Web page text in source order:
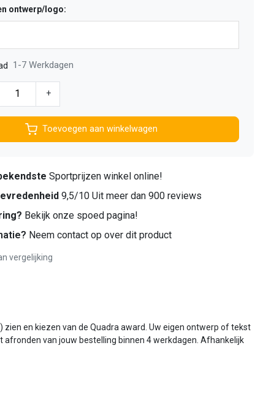
ontwerp/logo:
1-7 Werkdagen
+
Toevoegen aan winkelwagen
Sportprijzen winkel online!
9,5/10 Uit meer dan 900 reviews
Bekijk onze spoed pagina!
Neem contact op over dit product
vergelijking
en kiezen van de Quadra award. Uw eigen ontwerp of tekst
van jouw bestelling binnen 4 werkdagen. Afhankelijk